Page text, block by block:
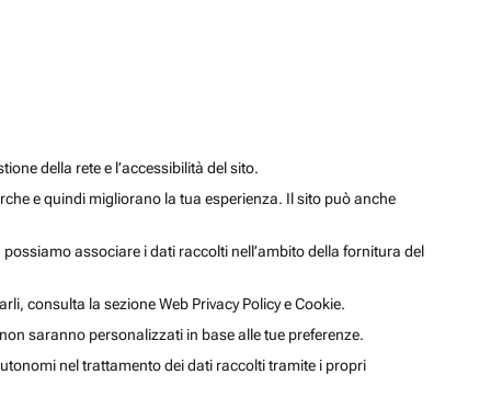
della rete e l’accessibilità del sito.
e quindi migliorano la tua esperienza. Il sito può anche
associare i dati raccolti nell’ambito della fornitura del
consulta la sezione Web Privacy Policy e Cookie.
saranno personalizzati in base alle tue preferenze.
nel trattamento dei dati raccolti tramite i propri